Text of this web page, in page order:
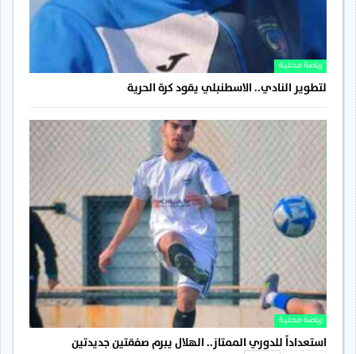
رياضة محلية
لتطوير النادي.. الاسطنبلي يقود كرة الحرية
رياضة محلية
استعداداً للدوري الممتاز.. الهلال يبرم صفقتين جديدتين